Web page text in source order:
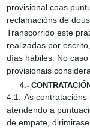
provisional coas
reclamacións de
Transcorrido este
realizadas por
días hábiles. No
provisionais
4.‑ CONTRATACIÓN
4.1.‑As
atendendo a
de empate,